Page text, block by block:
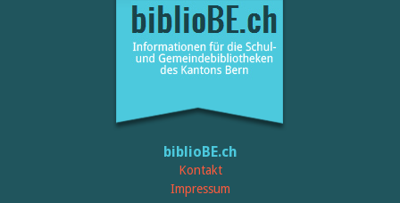
biblioBE.ch
Kontakt
Impressum